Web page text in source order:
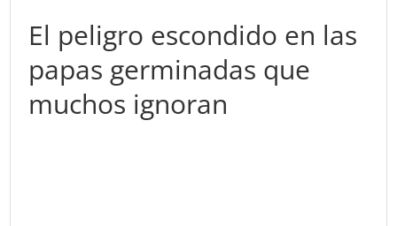
El peligro escondido en las
papas germinadas que
muchos ignoran